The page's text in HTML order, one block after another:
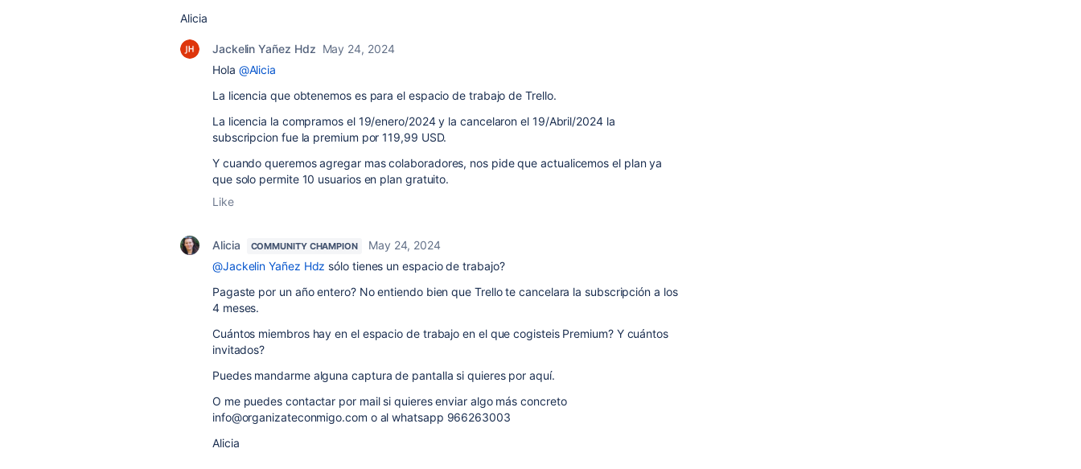
Alicia
Jackelin Yañez Hdz May 24, 2024
Hola @Alicia
La licencia que obtenemos es para el espacio de trabajo de Trello.
La licencia la compramos el 19/enero/2024 y la cancelaron el 19/Abril/2024 la
subscripcion fue la premium por 119,99 USD.
Y cuando queremos agregar mas colaboradores, nos pide que actualicemos el plan ya
que solo permite 10 usuarios en plan gratuito.
Like
Alicia COMMUNITY CHAMPION
May 24, 2024
@Jackelin Yañez Hdz sólo tienes un espacio de trabajo?
Pagaste por un año entero? No entiendo bien que Trello te cancelara la subscripción a los
4 meses.
Cuántos miembros hay en el espacio de trabajo en el que cogisteis Premium? Y cuántos
invitados?
Puedes mandarme alguna captura de pantalla si quieres por aquí.
O me puedes contactar por mail si quieres enviar algo más concreto
info@organizateconmigo.com o al whatsapp 966263003
Alicia